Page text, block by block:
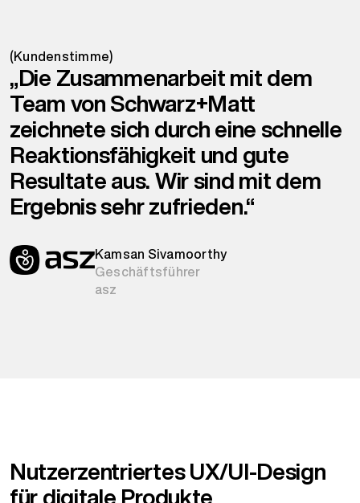
(Kundenstimme)
„Die Zusammenarbeit mit dem
Team von Schwarz+Matt
zeichnete sich durch eine schnelle
Reaktionsfähigkeit und gute
Resultate aus. Wir sind mit dem
Ergebnis sehr zufrieden.“
Kamsan Sivamoorthy
Geschäftsführer
asz
Nutzerzentriertes UX/UI-Design